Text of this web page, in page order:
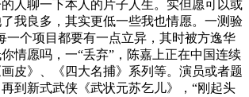
人聊一下本人的片子人生。实但愿可以或
我良多，其实更低一些我也情愿。一测验
一个项目都要有一点立异，其时被方逸华
情愿吗，一“丢弃”，陈嘉上正在中国连续
皮》、《四大名捕》系列等。演员或者题
到新式武侠《武状元苏乞儿》，“刚起头